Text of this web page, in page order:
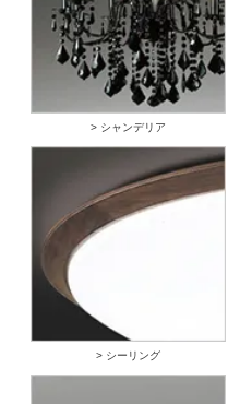
> シャンデリア
> シーリング